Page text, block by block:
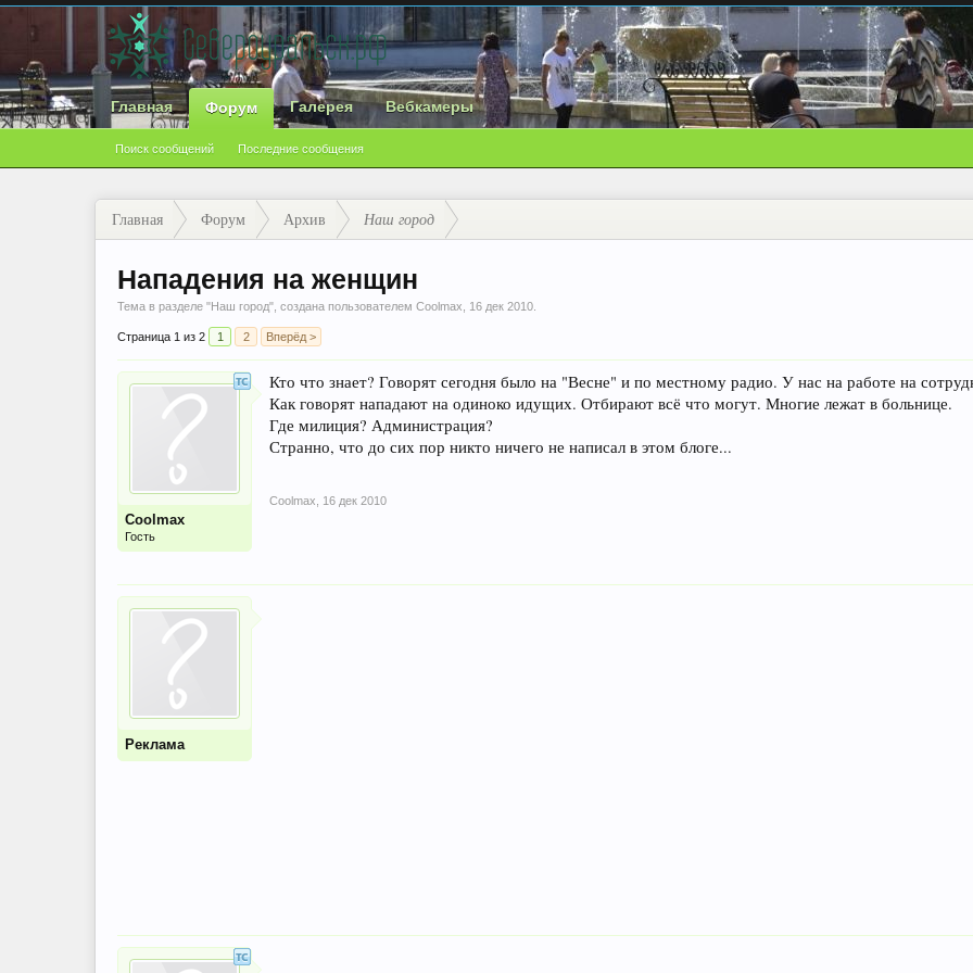
Главная Форум
Поиск сообщений Последние сообщения
Галерея Вебкамеры
Главная Форум Архив Наш город
Нападения на женщин
Тема в разделе "Наш город", создана пользователем Coolmax 16 дек 2010
Страница 1 из 2 1 2 Вперёд >
Coolmax
Гость
Кто что знает? Говорят сегодня было на "Весне" и по местному радио. У нас на работе на
Как говорят нападают на одиноко идущих. Отбирают всё что могут. Многие лежат в больнице.
Где милиция? Администрация?
Странно, что до сих пор никто ничего не написал в этом блоге...
Coolmax 16 дек 2010
Реклама